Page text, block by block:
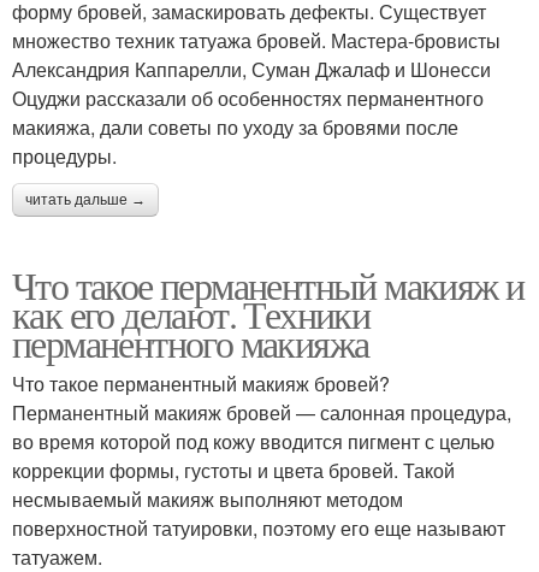
форму бровей, замаскировать дефекты. Существует
множество техник татуажа бровей. Мастера-бровисты
Александрия Каппарелли, Суман Джалаф и Шонесси
Оцуджи рассказали об особенностях перманентного
макияжа, дали советы по уходу за бровями после
процедуры.
читать дальше →
Что такое перманентный макияж и
как его делают. Техники
перманентного макияжа
Что такое перманентный макияж бровей?
Перманентный макияж бровей — салонная процедура,
во время которой под кожу вводится пигмент с целью
коррекции формы, густоты и цвета бровей. Такой
несмываемый макияж выполняют методом
поверхностной татуировки, поэтому его еще называют
татуажем.